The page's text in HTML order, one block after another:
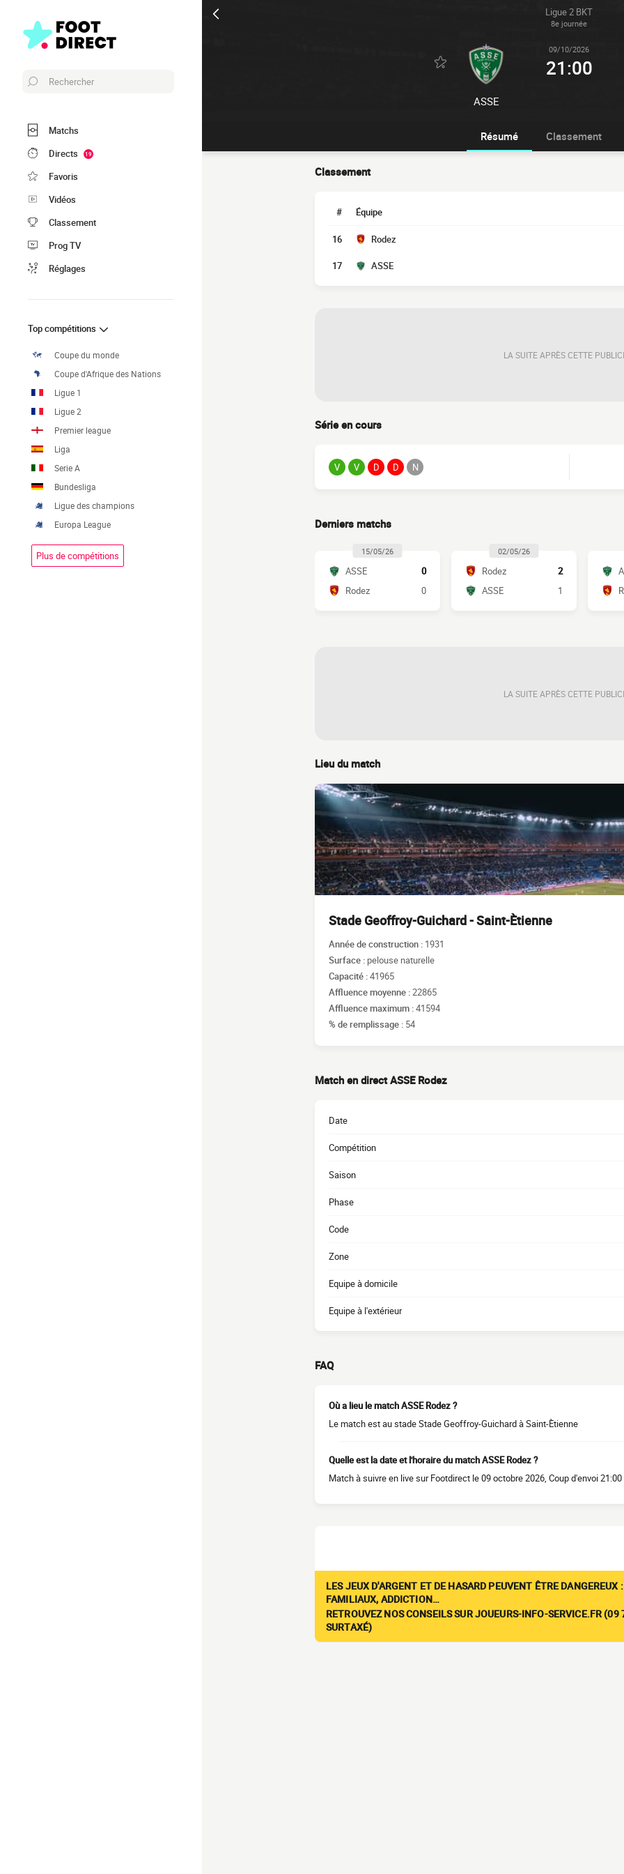
Ligue 2 BKT
8e journée
ASSE
09/10/2026
21:00
Rechercher
Matchs
Directs
19
Favoris
Vidéos
Classement
Prog TV
Réglages
Top compétitions
Coupe du monde
Coupe d'Afrique des Nations
Ligue 1
Ligue 2
Premier league
Liga
Serie A
Bundesliga
Ligue des champions
Europa League
Plus de compétitions
Résumé Classement
Classement
# Équipe
16 Rodez
17 ASSE
LA SUITE APRÈS CETTE
Série en cours
V V D D N
Derniers matchs
15/05/26
ASSE
0
Rodez
0
02/05/26
Rodez
2
ASSE
1
LA SUITE APRÈS CETTE
Lieu du match
Stade Geoffroy-Guichard - Saint-Ètienne
Année de construction : 1931
Surface : pelouse naturelle
Capacité :41965
Affluence moyenne :22865
Affluence maximum :41594
% de remplissage : 54
Match en direct ASSE Rodez
Date
Compétition
Saison
Phase
Code
Zone
Equipe à domicile
Equipe à l'extérieur
FAQ
Où a lieu le match ASSE Rodez ?
Le match est au stade Stade Geoffroy-Guichard à Saint-Ètienne
Quelle est la date et l'horaire du match ASSE Rodez ?
Match à suivre en live sur Footdirect le 09 octobre 2026, Coup d'envoi 21:00
LES JEUX D'ARGENT ET DE HASARD PEUVENT ÊTRE DANGEREUX
FAMILIAUX, ADDICTION…
RETROUVEZ NOS CONSEILS SUR JOUEURS-INFO-SERVICE.FR
SURTAXÉ)